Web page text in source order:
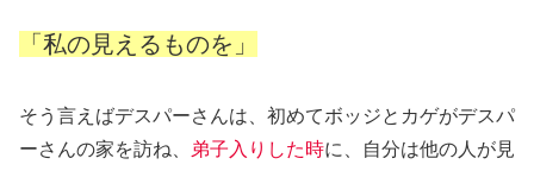
「私の見えるものを」
そう言えばデスパーさんは、初めてボッジとカゲがデスパ
ーさんの家を訪ね、
弟子入りした時に、自分は他の人が見